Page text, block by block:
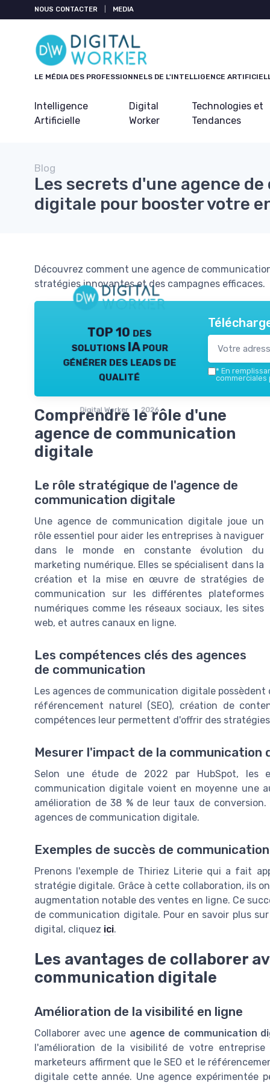
NOUS CONTACTER MEDIA
LE MÉDIA DES PROFESSIONNELS DE L'INTELLIGENCE
Intelligence
Artificielle
Digital
Worker
Technologies et
Tendances
Blog
Les secrets d'une agence
digitale pour booster votre
Découvrez comment une agence de
stratégies innovantes et des campagnes efficaces.
TOP 10 des
solutions IA pour
générer des leads de
qualité
Digital Worker — 2026
* En
commerciales
Comprendre le rôle d'une
agence de communication
digitale
Le rôle stratégique de l'agence de
communication digitale
Une agence de communication digitale joue un
rôle essentiel pour aider les entreprises à naviguer
dans le monde en constante évolution du
marketing numérique. Elles se spécialisent dans la
création et la mise en œuvre de stratégies de
communication sur les différentes plateformes
numériques comme les réseaux sociaux, les sites
web, et autres canaux en ligne.
Les compétences clés des agences
de communication
Les agences de communication digitale
référencement naturel (SEO), création de
compétences leur permettent d'offrir des
Mesurer l'impact de la communication
Selon une étude de 2022 par HubSpot, les
communication digitale voient en moyenne une
amélioration de 38 % de leur taux de
agences de communication digitale.
Exemples de succès de
Prenons l'exemple de Thiriez Literie qui a fait
stratégie digitale. Grâce à cette collaboration, ils
augmentation notable des ventes en ligne. Ce
de communication digitale. Pour en savoir plus
digital, cliquez ici.
Les avantages de collaborer
communication digitale
Amélioration de la visibilité en ligne
Collaborer avec une agence de communication
l'amélioration de la visibilité de votre
marketeurs affirment que le SEO et le
digitale cette année. Une agence expérimentée
Panneau de gestion des cookies